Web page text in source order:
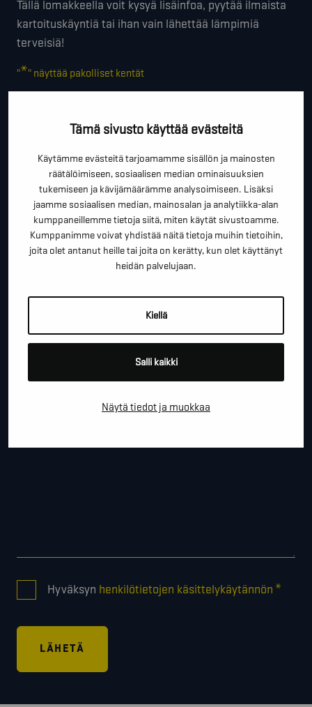
Tämä sivusto käyttää evästeitä
Käytämme evästeitä tarjoamamme sisällön ja mainosten
räätälöimiseen, sosiaalisen median ominaisuuksien
tukemiseen ja kävijämäärämme analysoimiseen. Lisäksi
jaamme sosiaalisen median, mainosalan ja analytiikka-alan
kumppaneillemme tietoja siitä, miten käytät sivustoamme.
Kumppanimme voivat yhdistää näitä tietoja muihin tietoihin,
joita olet antanut heille tai joita on kerätty, kun olet käyttänyt
heidän palvelujaan.
Kiellä
Salli kaikki
Näytä tiedot ja muokkaa
Tällä lomakkeella voit kysyä lisäinfoa, pyytää ilmaista
kartoituskäyntiä tai ihan vain lähettää lämpimiä
terveisiä!
"*" näyttää pakolliset kentät
PUHELINNUMERO *
SÄHKÖPOSTI *
PAIKKAKUNTA
Hyväksyn henkilötietojen käsittelykäytännön *